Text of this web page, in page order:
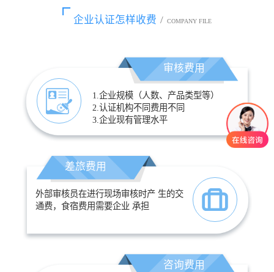
企业认证怎样收费 / COMPANY FILE
审核费用
1.企业规模（人数、产品类型等）
2.认证机构不同费用不同
3.企业现有管理水平
差旅费用
外部审核员在进行现场审核时产 生的交
通费，食宿费用需要企业 承担
咨询费用